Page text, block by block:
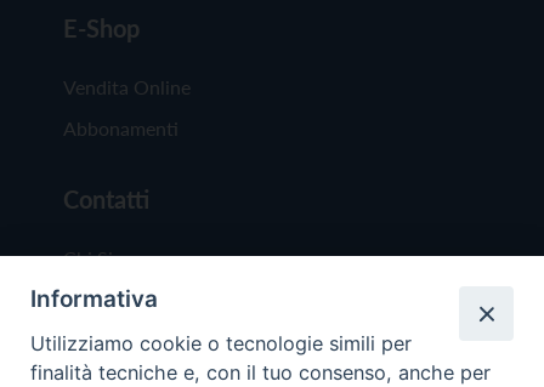
E-Shop
Vendita Online
Abbonamenti
Contatti
Chi Siamo
Redazione
Scrivici
Informativa
Utilizziamo cookie o tecnologie simili per
finalità tecniche e, con il tuo consenso, anche per